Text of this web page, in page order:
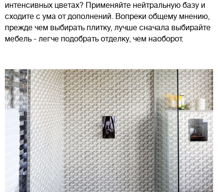
интенсивных цветах? Применяйте нейтральную базу и
сходите с ума от дополнений. Вопреки общему мнению,
прежде чем выбирать плитку, лучше сначала выбирайте
мебель - легче подобрать отделку, чем наоборот.